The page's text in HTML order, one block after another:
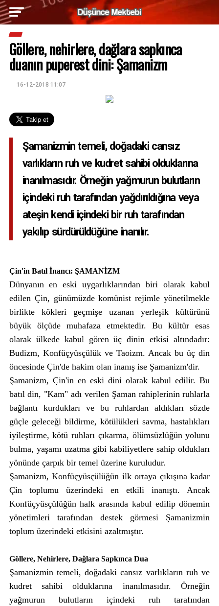
Göllere, nehirlere, dağlara sapkınca
duanın puperest dini: Şamanizm
16-12-2018 11:07
Şamanizmin temeli, doğadaki cansız
varlıkların ruh ve kudret sahibi olduklarına
inanılmasıdır. Örneğin yağmurun bulutların
içindeki ruh tarafından yağdırıldığına veya
ateşin kendi içindeki bir ruh tarafından
yakılıp sürdürüldüğüne inanılır.
Çin'in Batıl İnancı: ŞAMANİZM
Dünyanın en eski uygarlıklarından biri olarak kabul
edilen Çin, günümüzde komünist rejimle yönetilmekle
birlikte kökleri geçmişe uzanan yerleşik kültürünü
büyük ölçüde muhafaza etmektedir. Bu kültür esas
olarak ülkede kabul gören üç dinin etkisi altındadır:
Budizm, Konfüçyüsçülük ve Taoizm. Ancak bu üç din
öncesinde Çin'de hakim olan inanış ise Şamanizm'dir.
Şamanizm, Çin'in en eski dini olarak kabul edilir. Bu
batıl din, "Kam" adı verilen Şaman rahiplerinin ruhlarla
bağlantı kurdukları ve bu ruhlardan aldıkları sözde
güçle geleceği bildirme, kötülükleri savma, hastalıkları
iyileştirme, kötü ruhları çıkarma, ölümsüzlüğün yolunu
bulma, yaşamı uzatma gibi kabiliyetlere sahip oldukları
yönünde çarpık bir temel üzerine kuruludur.
Şamanizm, Konfüçyüsçülüğün ilk ortaya çıkışına kadar
Çin toplumu üzerindeki en etkili inanıştı. Ancak
Konfüçyüsçülüğün halk arasında kabul edilip dönemin
yönetimleri tarafından destek görmesi Şamanizmin
toplum üzerindeki etkisini azaltmıştır.
Göllere, Nehirlere, Dağlara Sapkınca Dua
Şamanizmin temeli, doğadaki cansız varlıkların ruh ve
kudret sahibi olduklarına inanılmasıdır. Örneğin
yağmurun bulutların içindeki ruh tarafından